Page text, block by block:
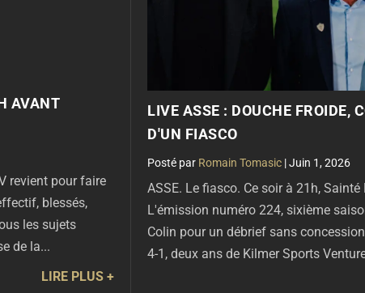
AVANT
revient pour faire
blessés,
les sujets
de la...
LIRE PLUS
LIVE ASSE : DOUCHE FROIDE,
D'UN FIASCO
par Romain Tomasic |Juin 1, 2026
ASSE. Le fiasco. Ce soir à 21h,
L'émission numéro 224, sixième
Colin pour un débrief sans
4-1, deux ans de Kilmer Sports